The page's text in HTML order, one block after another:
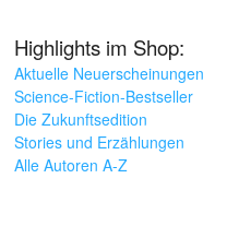
Highlights im Shop:
Aktuelle Neuerscheinungen
Science-Fiction-Bestseller
Die Zukunftsedition
Stories und Erzählungen
Alle Autoren A-Z